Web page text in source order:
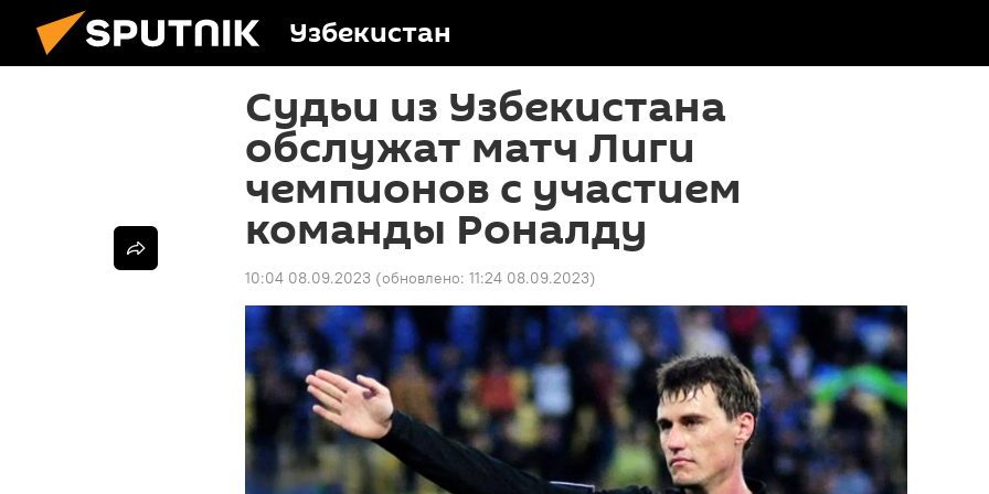
Узбекистан
Судьи из Узбекистана
обслужат матч Лиги
чемпионов с участием
команды Роналду
10:04 08.09.2023 (обновлено: 11:24 08.09.2023)